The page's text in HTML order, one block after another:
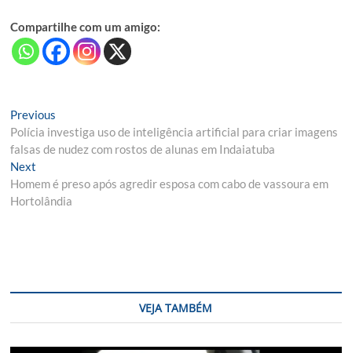
Compartilhe com um amigo:
Navegação
de
Post
Previous
post:
Polícia investiga uso de inteligência artificial para criar imagens
falsas de nudez com rostos de alunas em Indaiatuba
Next
post:
Homem é preso após agredir esposa com cabo de vassoura em
Hortolândia
VEJA TAMBÉM